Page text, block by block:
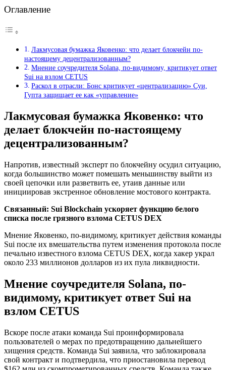
Оглавление
Лакмусовая бумажка Яковенко: что делает блокчейн по-
настоящему децентрализованным?
Мнение соучредителя Solana, по-видимому, критикует ответ
Sui на взлом CETUS
Раскол в отрасли: Бонс критикует «централизацию» Суи,
Гупта защищает ее как «управление»
Лакмусовая бумажка Яковенко: что
делает блокчейн по-настоящему
децентрализованным?
Напротив, известный эксперт по блокчейну осудил ситуацию,
когда большинство может помешать меньшинству выйти из
своей цепочки или разветвить ее, утаив данные или
инициировав экстренное обновление мостового контракта.
Связанный: Sui Blockchain ускоряет функцию белого
списка после грязного взлома CETUS DEX
Мнение Яковенко, по-видимому, критикует действия команды
Sui после их вмешательства путем изменения протокола после
печально известного взлома CETUS DEX, когда хакер украл
около 233 миллионов долларов из их пула ликвидности.
Мнение соучредителя Solana, по-
видимому, критикует ответ Sui на
взлом CETUS
Вскоре после атаки команда Sui проинформировала
пользователей о мерах по предотвращению дальнейшего
хищения средств. Команда Sui заявила, что заблокировала
свой контракт и подтвердила, что приостановила перевод